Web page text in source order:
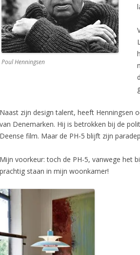
LOUIS KALFF
WASSILY KANDINSKY
POUL KJAERHOLM
FLORENCE KNOLL BASSETT
KHO LIANG IE
LUDWIG MIES VAN DER ROHE
LASZLO MOHOLY-NAGY
BORGE MOGENSEN
ROB PARRY
ANDERS PEHRSON
SALONTAFEL 535
SLING-BACK
STANDARD CHAIR
STOEL 703 KHO
STOEL 3207
TULIP CHAIR
VLINDERSTOEL
Poul Henningsen
Naast zijn design talent, heeft Henningsen
van Denemarken. Hij is betrokken bij de
Deense film. Maar de PH-5 blijft zijn
Mijn voorkeur: toch de PH-5, vanwege het
prachtig staan in mijn woonkamer!